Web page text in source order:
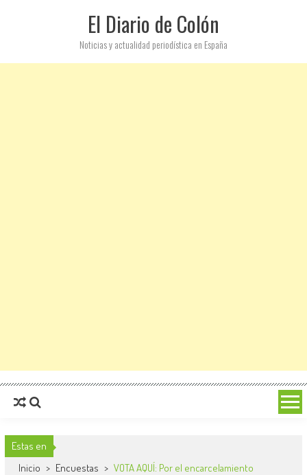
El Diario de Colón
Noticias y actualidad periodística en España
Estas en
Inicio > Encuestas > VOTA AQUÍ: Por el encarcelamiento